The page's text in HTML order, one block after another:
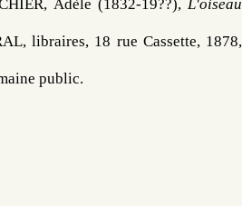
, Adèle (1832-19??), L'oiseau
public.